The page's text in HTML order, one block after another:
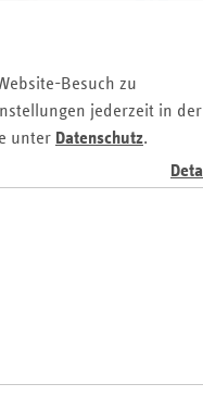
Besuch zu
jederzeit in der
unter Datenschutz.